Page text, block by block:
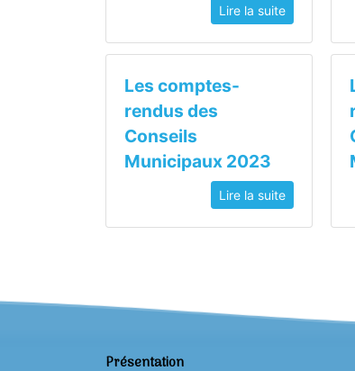
Lire la suite
Les comptes-
rendus des
Conseils
Municipaux 2023
Lire la suite
Présentation